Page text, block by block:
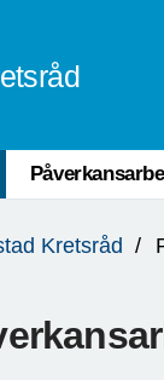
Kretsråd